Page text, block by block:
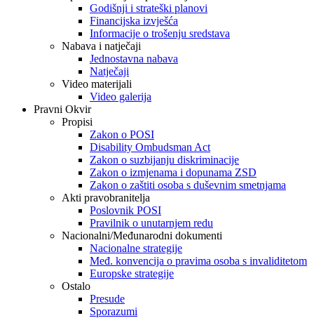
Godišnji i strateški planovi
Financijska izvješća
Informacije o trošenju sredstava
Nabava i natječaji
Jednostavna nabava
Natječaji
Video materijali
Video galerija
Pravni Okvir
Propisi
Zakon o POSI
Disability Ombudsman Act
Zakon o suzbijanju diskriminacije
Zakon o izmjenama i dopunama ZSD
Zakon o zaštiti osoba s duševnim smetnjama
Akti pravobranitelja
Poslovnik POSI
Pravilnik o unutarnjem redu
Nacionalni/Međunarodni dokumenti
Nacionalne strategije
Međ. konvencija o pravima osoba s invaliditetom
Europske strategije
Ostalo
Presude
Sporazumi